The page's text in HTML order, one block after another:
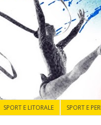
SPORT E LITORALE SPORT E